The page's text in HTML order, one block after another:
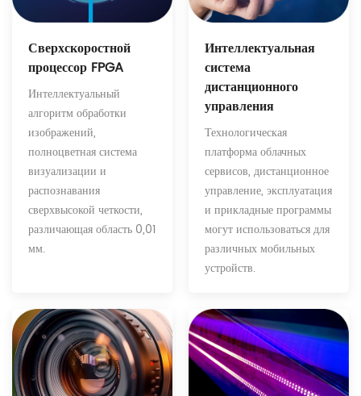
Сверхскоростной
процессор FPGA
Интеллектуальный
алгоритм обработки
изображений,
полноцветная система
визуализации и
распознавания
сверхвысокой четкости,
различающая область 0,01
мм.
Интеллектуальная
система
дистанционного
управления
Технологическая
платформа облачных
сервисов, дистанционное
управление, эксплуатация
и прикладные программы
могут использоваться для
различных мобильных
устройств.